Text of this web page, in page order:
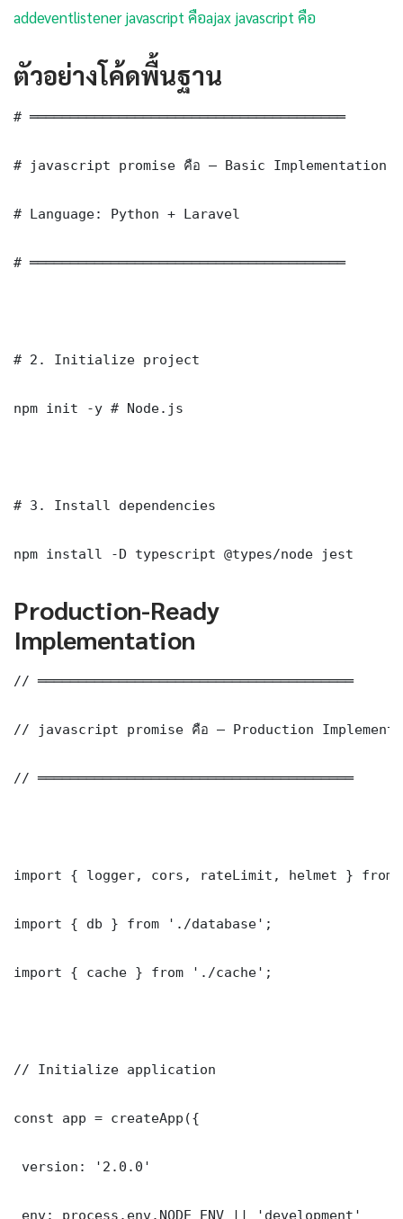
addeventlistener javascript คือajax javascript คือ
ตัวอย่างโค้ดพื้นฐาน
# ═══════════════════════════════════════
# javascript promise คือ — Basic Implementation
# Language: Python + Laravel
# ═══════════════════════════════════════
# 2. Initialize project
npm init -y # Node.js
# 3. Install dependencies
npm install -D typescript @types/node jest
Production-Ready
Implementation
// ═══════════════════════════════════════
// javascript promise คือ — Production
// ═══════════════════════════════════════
import { logger, cors, rateLimit, helmet } from
import { db } from './database';
import { cache } from './cache';
// Initialize application
const app = createApp({
version: '2.0.0'
env: process.env.NODE_ENV || 'development'